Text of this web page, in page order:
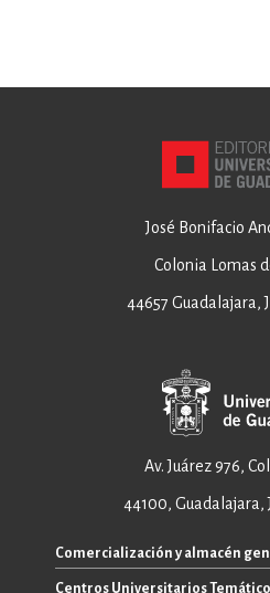
José Bonifacio
Colonia Lomas
44657 Guadalajara,
Av. Juárez 976,
44100, Guadalajara,
Comercialización y almacén
Centros Universitarios